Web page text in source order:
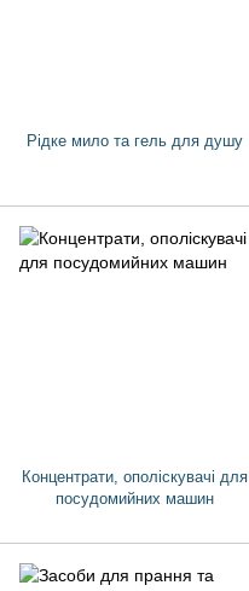
Рідке мило та гель для душу
Концентрати, ополіскувачі для
посудомийних машин